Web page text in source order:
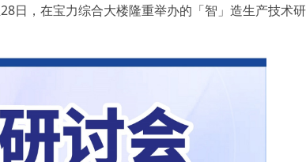
日，在宝力综合大楼隆重举办的「智」造生产技术